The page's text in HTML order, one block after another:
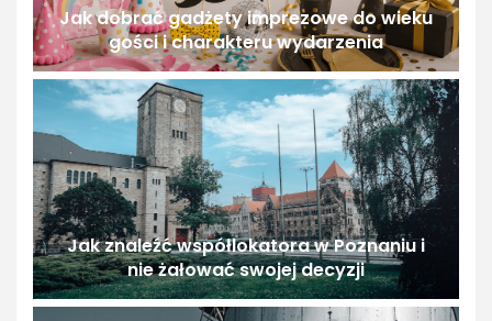
Jak dobrać gadżety imprezowe do wieku
gości i charakteru wydarzenia
Jak znaleźć współlokatora w Poznaniu i
nie żałować swojej decyzji